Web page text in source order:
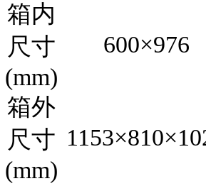
箱内
尺寸
(mm)
600×976
箱外
尺寸
(mm)